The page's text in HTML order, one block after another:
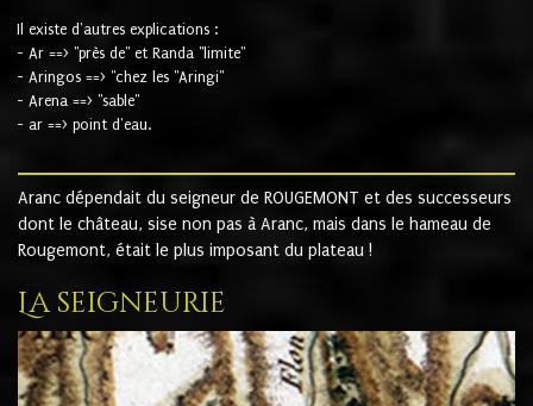
Il existe d'autres explications :
- Ar ==> "près de" et Randa "limite"
- Aringos ==> "chez les "Aringi"
- Arena ==> "sable"
- ar ==> point d'eau.
Aranc dépendait du seigneur de ROUGEMONT et des successeurs
dont le château, sise non pas à Aranc, mais dans le hameau de
Rougemont, était le plus imposant du plateau !
La seigneurie